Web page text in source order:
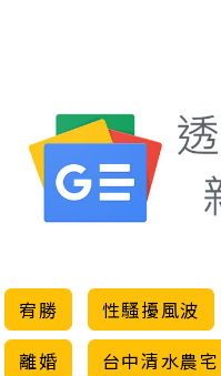
宥勝 性騷擾風波
離婚
台中清水農宅